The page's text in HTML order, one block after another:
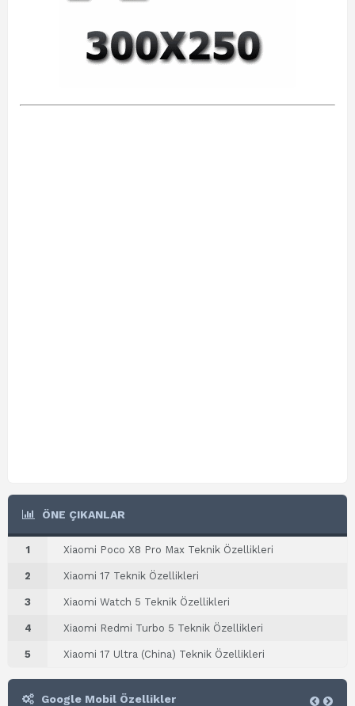
ÖNE ÇIKANLAR
1 Xiaomi Poco X8 Pro Max Teknik Özellikleri
2 Xiaomi 17 Teknik Özellikleri
3 Xiaomi Watch 5 Teknik Özellikleri
4 Xiaomi Redmi Turbo 5 Teknik Özellikleri
5 Xiaomi 17 Ultra (China) Teknik Özellikleri
Google Mobil Özellikler